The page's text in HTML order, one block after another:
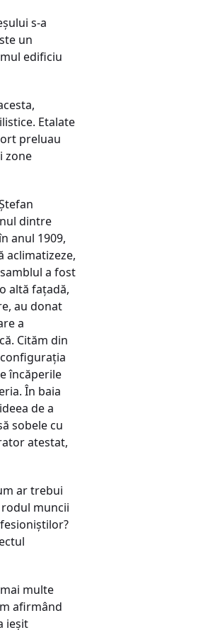
s-a
un
edificiu
Etalate
preluau
zone
dintre
anul 1909,
aclimatizeze,
a fost
altă faţadă,
au donat
a
Cităm din
încăperile
În baia
de a
sobele cu
atestat,
ar trebui
muncii
multe
afirmând
ieşit